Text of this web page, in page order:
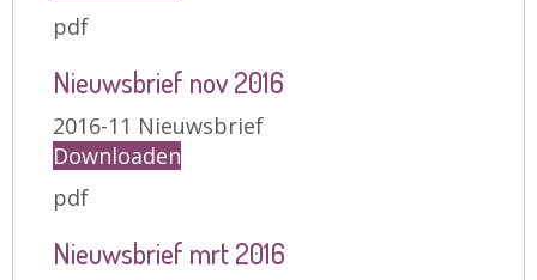
pdf
Nieuwsbrief nov 2016
2016-11 Nieuwsbrief
Downloaden
pdf
Nieuwsbrief mrt 2016